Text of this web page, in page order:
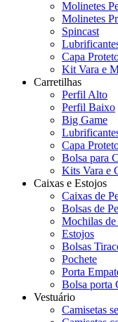
Molinetes
Molinetes
Spincast
Capa
Kit Vara e
Carretilhas
Perfil Alto
Perfil Baixo
Big Game
Capa
Bolsa para
Kits Vara e
Caixas e Estojos
Caixas de
Bolsas de
Mochilas de
Estojos
Bolsas
Pochete
Porta
Bolsa porta
Vestuário
Camisetas